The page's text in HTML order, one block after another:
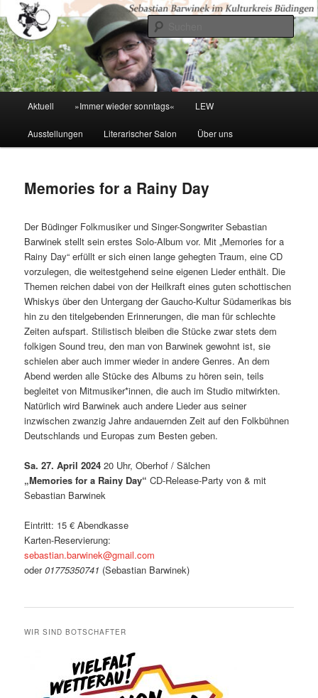
primären
Inhalt
springenKulturkreis Buedingen
Aktuell »Immer wieder sonntags« LEW
Ausstellungen Literarischer Salon Über uns
Memories for a Rainy Day
Der Büdinger Folkmusiker und Singer-Songwriter Sebastian
Barwinek stellt sein erstes Solo-Album vor. Mit „Memories for a
Rainy Day“ erfüllt er sich einen lange gehegten Traum, eine CD
vorzulegen, die weitestgehend seine eigenen Lieder enthält. Die
Themen reichen dabei von der Heilkraft eines guten schottischen
Whiskys über den Untergang der Gaucho-Kultur Südamerikas bis
hin zu den titelgebenden Erinnerungen, die man für schlechte
Zeiten aufspart. Stilistisch bleiben die Stücke zwar stets dem
folkigen Sound treu, den man von Barwinek gewohnt ist, sie
schielen aber auch immer wieder in andere Genres. An dem
Abend werden alle Stücke des Albums zu hören sein, teils
begleitet von Mitmusiker*innen, die auch im Studio mitwirkten.
Natürlich wird Barwinek auch andere Lieder aus seiner
inzwischen zwanzig Jahre andauernden Zeit auf den Folkbühnen
Deutschlands und Europas zum Besten geben.
Sa. 27. April 2024 20 Uhr, Oberhof / Sälchen
„Memories for a Rainy Day“CD-Release-Party von & mit
Sebastian Barwinek
Eintritt: 15 € Abendkasse
Karten-Reservierung:
sebastian.barwinek@gmail.com
oder01775350741 (Sebastian Barwinek)
WIR SIND BOTSCHAFTER